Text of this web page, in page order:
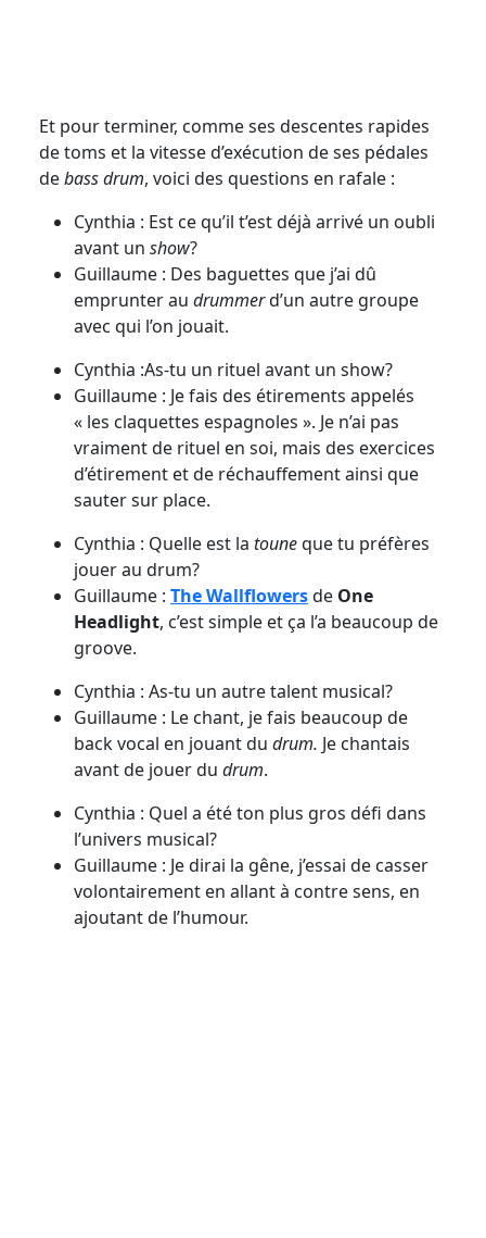
Et pour terminer, comme ses descentes rapides
de toms et la vitesse d’exécution de ses pédales
debass drum, voici des questions en rafale :
Cynthia : Est ce qu’il t’est déjà arrivé un oubli
avant un show?
Guillaume : Des baguettes que j’ai dû
emprunter au drummerd’un autre groupe
avec qui l’on jouait.
Cynthia :As-tu un rituel avant un show?
Guillaume : Je fais des étirements appelés
« les claquettes espagnoles ». Je n’ai pas
vraiment de rituel en soi, mais des exercices
d’étirement et de réchauffement ainsi que
sauter sur place.
Cynthia : Quelle est la touneque tu préfères
jouer au drum?
Guillaume : The Wallflowersde One
Headlight, c’est simple et ça l’a beaucoup de
groove.
Cynthia : As-tu un autre talent musical?
Guillaume : Le chant, je fais beaucoup de
back vocal en jouant du drum. Je chantais
avant de jouer du drum.
Cynthia : Quel a été ton plus gros défi dans
l’univers musical?
Guillaume : Je dirai la gêne, j’essai de casser
volontairement en allant à contre sens, en
ajoutant de l’humour.